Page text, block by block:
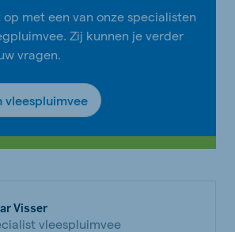
met een van onze specialisten
Zij kunnen je verder
vragen.
vleespluimvee
Visser
vleespluimvee